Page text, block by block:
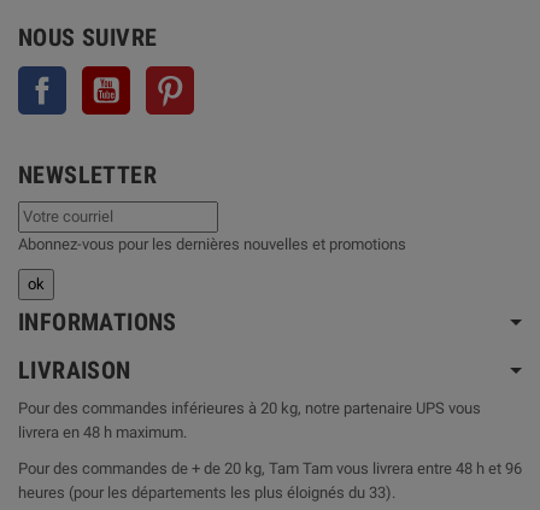
NOUS SUIVRE
Facebook YouTube
NEWSLETTER
Abonnez-vous pour les dernières nouvelles et promotions
INFORMATIONS
LIVRAISON
Pour des commandes inférieures à 20 kg, notre partenaire UPS vous
livrera en 48 h maximum.
Pour des commandes de + de 20 kg, Tam Tam vous livrera entre 48 h et 96
heures (pour les départements les plus éloignés du 33).